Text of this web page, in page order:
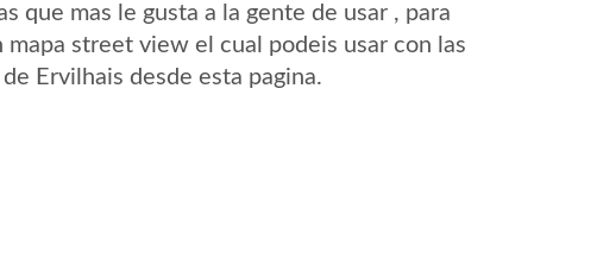
que mas le gusta a la gente de usar , para
street view el cual podeis usar con las
Ervilhais desde esta pagina.